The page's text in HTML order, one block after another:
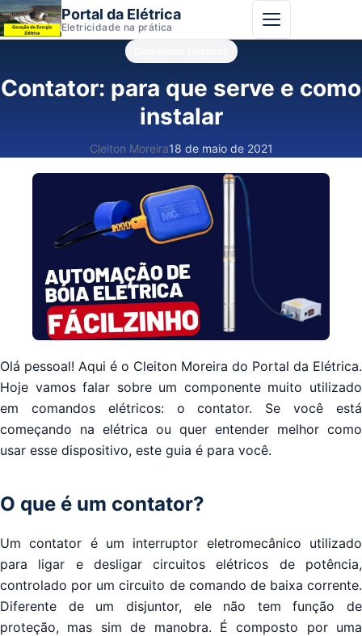
Portal da Elétrica
Eletricidade na prática Abrir menu
Contator: para que serve e como
instalar
Cleiton Moreira18 de maio de 2021
Olá pessoal! Aqui é o Cleiton Moreira do Portal da Elétrica.
Hoje vamos falar sobre um componente muito utilizado
em comandos elétricos: o contator. Se você está
começando na elétrica ou quer entender melhor como
usar esse dispositivo, este guia é para você.
O que é um contator?
Um contator é um interruptor eletromecânico utilizado
para ligar e desligar circuitos elétricos de potência,
controlado por um circuito de comando de baixa corrente.
Diferente de um disjuntor, ele não tem função de
proteção, mas sim de manobra. É composto por uma